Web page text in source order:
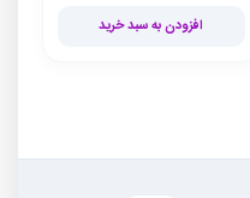
افزودن به سبد خرید